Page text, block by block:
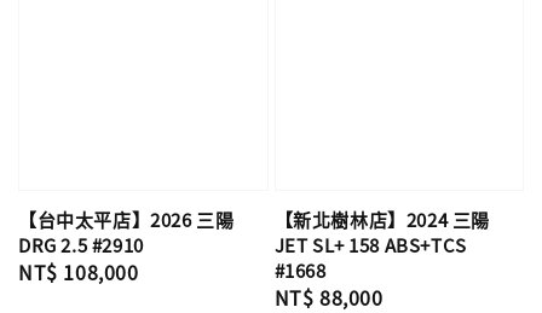
【台中太平店】2026 三陽
DRG 2.5 #2910
Regular
NT$ 108,000
【新北樹林店】2024 三陽
JET SL+ 158 ABS+TCS
#1668
Regular
NT$ 88,000